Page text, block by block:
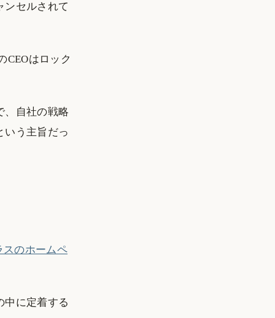
ンセルされて
CEOはロック
、自社の戦略
いう主旨だっ
スのホームペ
中に定着する